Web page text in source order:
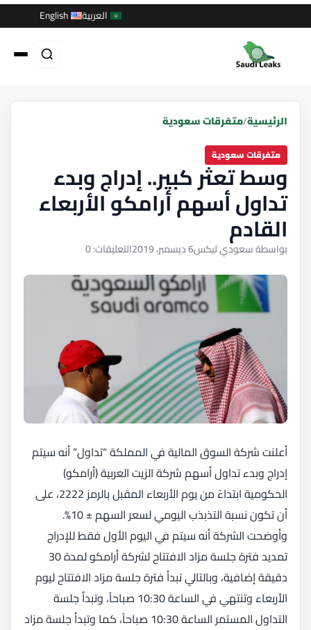
العربية English
الرئيسية/متفرقات سعودية
متفرقات سعودية
وسط تعثر كبير.. إدراج وبدء
تداول أسهم أرامكو الأربعاء
القادم
بواسطة سعودي ليكس6 ديسمبر، 2019 التعليقات: 0
أعلنت شركة السوق المالية في المملكة “تداول” أنه سيتم
إدراج وبدء تداول أسهم شركة الزيت العربية (أرامكو)
الحكومية ابتداءً من يوم الأربعاء المقبل بالرمز 2222، على
أن تكون نسبة التذبذب اليومي لسعر السهم ± 10%.
وأوضحت الشركة أنه سيتم في اليوم الأول فقط للإدراج
تمديد فترة جلسة مزاد الافتتاح لشركة أرامكو لمدة 30
دقيقة إضافية، وبالتالي تبدأ فترة جلسة مزاد الافتتاح ليوم
الأربعاء وتنتهي في الساعة 10:30 صباحاً، وتبدأ جلسة
التداول المستمر الساعة 10:30 صباحاً، كما وتبدأ جلسة مزاد